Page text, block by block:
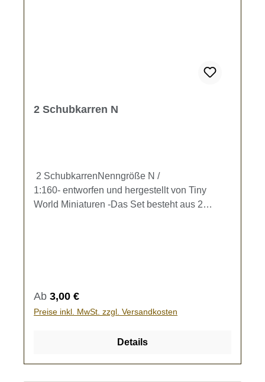
2 Schubkarren N
2 SchubkarrenNenngröße N /
1:160- entworfen und hergestellt von Tiny
World Miniaturen -Das Set besteht aus 2
Regulärer Preis:
Ab 3,00 €
Preise inkl. MwSt. zzgl. Versandkosten
Details